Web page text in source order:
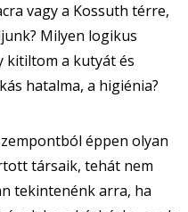
vagy a Kossuth térre,
Milyen logikus
kitiltom a kutyát és
hatalma, a higiénia?
éppen olyan
társaik, tehát nem
tekintenénk arra, ha